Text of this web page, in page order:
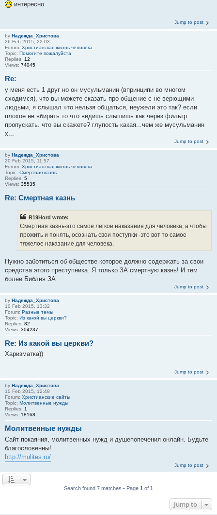
интересно
Jump to post
by Надежда_Христова
26 Feb 2015, 22:03
Forum: Христианская жизнь человека
Topic: Помогите пожалуйста
Replies: 12
Views: 74045
Re:
у меня есть 1 друг но он мусульманин (впринципи во многом
сходимся), что вы можете сказать про общение с не верющими
людьми, я слышал что нельзя общаться, неужели это так? если
плохое не вбирать то что видишь слышишь как через фильтр
пропускать. что вы скажете? глупость какая...чем же мусульманин
х...
Jump to post
by Надежда_Христова
20 Feb 2015, 11:57
Forum: Христианская жизнь человека
Topic: Смертная казнь
Replies: 5
Views: 35535
Re: Смертная казнь
R19Hord wrote:
Смертная казнь-это самое легкое наказание для человека, а чтобы
прожить и понять, осознать свои поступки -это вот то самое
тяжелое наказание для человека.
Нужно заботиться об обществе которое должно содержать за свои
средства этого преступника. Я только ЗА смертную казнь! И тем
более Библия ЗА
Jump to post
by Надежда_Христова
10 Feb 2015, 13:32
Forum: Разные темы
Topic: Из какой вы церкви?
Replies: 82
Views: 304237
Re: Из какой вы церкви?
Харизматка))
Jump to post
by Надежда_Христова
10 Feb 2015, 12:49
Forum: Христианские сайты
Topic: Молитвенные нужды
Replies: 1
Views: 18168
Молитвенные нужды
Сайт покаяния, молитвенных нужд и душепопечения онлайн. Будьте
благословенны!
http://molites.ru/
Jump to post
Search found 7 matches • Page 1 of 1
Jump to